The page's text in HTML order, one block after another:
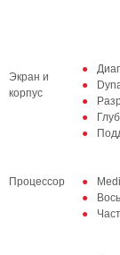
Экран и
корпус
Процессор